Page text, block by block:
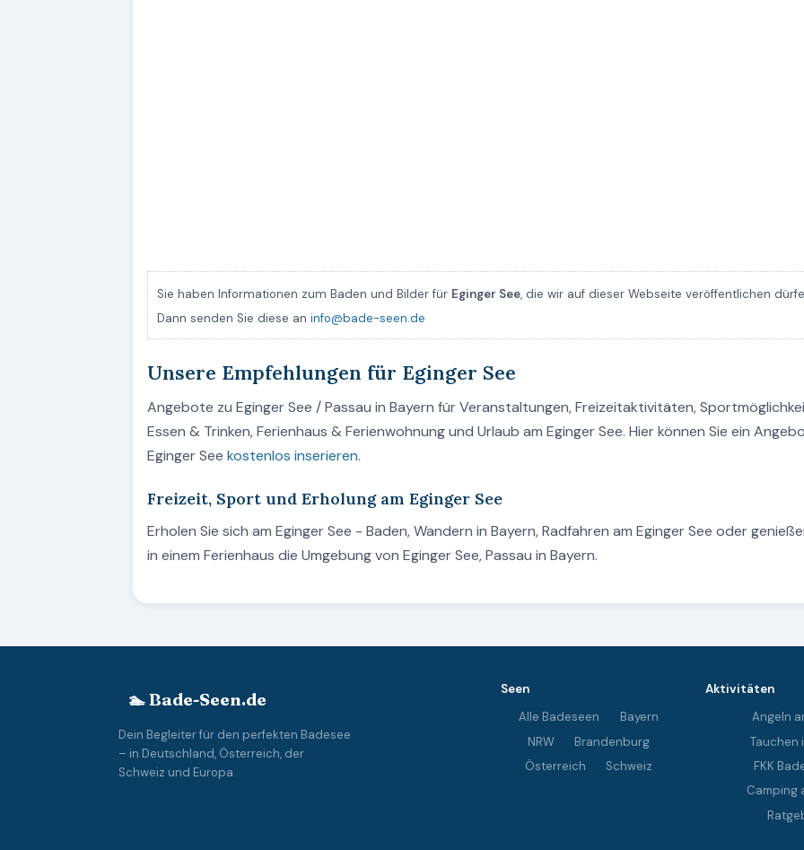
Sie haben Informationen zum Baden und Bilder für Eginger See, die wir auf dieser Webseite veröffentlichen
Dann senden Sie diese an info@bade-seen.de
Unsere Empfehlungen für Eginger See
Angebote zu Eginger See / Passau in Bayern für Veranstaltungen, Freizeitaktivitäten,
Essen & Trinken, Ferienhaus & Ferienwohnung und Urlaub am Eginger See. Hier können Sie ein
Eginger See kostenlos inserieren.
Freizeit, Sport und Erholung am Eginger See
Erholen Sie sich am Eginger See - Baden, Wandern in Bayern, Radfahren am Eginger See oder
in einem Ferienhaus die Umgebung von Eginger See, Passau in Bayern.
🏊 Bade-Seen.de
Dein Begleiter für den perfekten Badesee
– in Deutschland, Österreich, der
Schweiz und Europa.
Seen
Alle Badeseen
Bayern
NRW
Brandenburg
Österreich
Schweiz
Aktivitäten
Angeln
Tauchen
FKK
Camping